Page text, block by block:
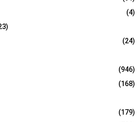
C
H
(4)
(24)
(946)
(168)
(179)